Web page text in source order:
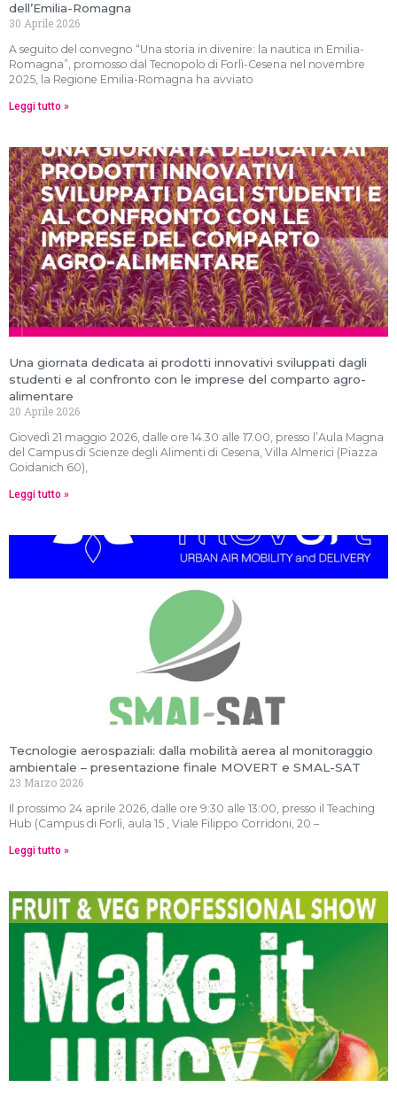
dell’Emilia-Romagna
30 Aprile 2026
A seguito del convegno “Una storia in divenire: la nautica in Emilia-
Romagna”, promosso dal Tecnopolo di Forlì-Cesena nel novembre
2025, la Regione Emilia-Romagna ha avviato
Leggi tutto »
Una giornata dedicata ai prodotti innovativi sviluppati dagli
studenti e al confronto con le imprese del comparto agro-
alimentare
20 Aprile 2026
Giovedì 21 maggio 2026, dalle ore 14.30 alle 17.00, presso l’Aula Magna
del Campus di Scienze degli Alimenti di Cesena, Villa Almerici (Piazza
Goidanich 60),
Leggi tutto »
Tecnologie aerospaziali: dalla mobilità aerea al monitoraggio
ambientale – presentazione finale MOVERT e SMAL-SAT
23 Marzo 2026
Il prossimo 24 aprile 2026, dalle ore 9:30 alle 13:00, presso il Teaching
Hub (Campus di Forlì, aula 15 , Viale Filippo Corridoni, 20 –
Leggi tutto »